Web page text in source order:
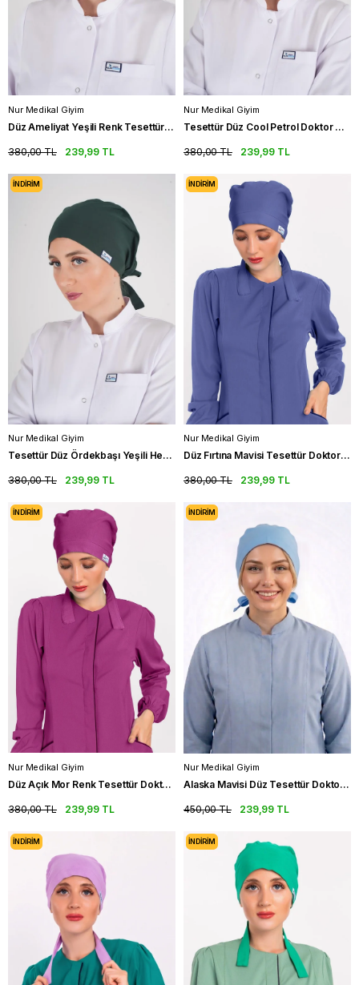
Nur Medikal Giyim
Düz Ameliyat Yeşili Renk Tesettür Doktor Hemşire Hastane Medikal Tesettür Cerrahi Bonesi
239,99 TL
380,00 TL
Nur Medikal Giyim
Tesettür Düz Cool Petrol Doktor Hastane Aşçı Hemşire Tesettür Cerrahi Bonesi
239,99 TL
380,00 TL
Nur Medikal Giyim
Tesettür Düz Ördekbaşı Yeşili Hemşire Doktor Hastane Ameliyat Cerrahi Tesettür Bonesi
239,99 TL
380,00 TL
İNDIRIM
Nur Medikal Giyim
Düz Fırtına Mavisi Tesettür Doktor Hemşire Hastane Aşçı Cerrahi Bone
239,99 TL
380,00 TL
İNDIRIM
Nur Medikal Giyim
Düz Açık Mor Renk Tesettür Doktor Hemşire Hastane Medikal Tesettür Cerrahi Bonesi
239,99 TL
380,00 TL
İNDIRIM
Nur Medikal Giyim
Alaska Mavisi Düz Tesettür Doktor Hemşire Aşçı Cerrahi Saç Bonesi
239,99 TL
450,00 TL
İNDIRIM
İNDIRIM İNDIRIM